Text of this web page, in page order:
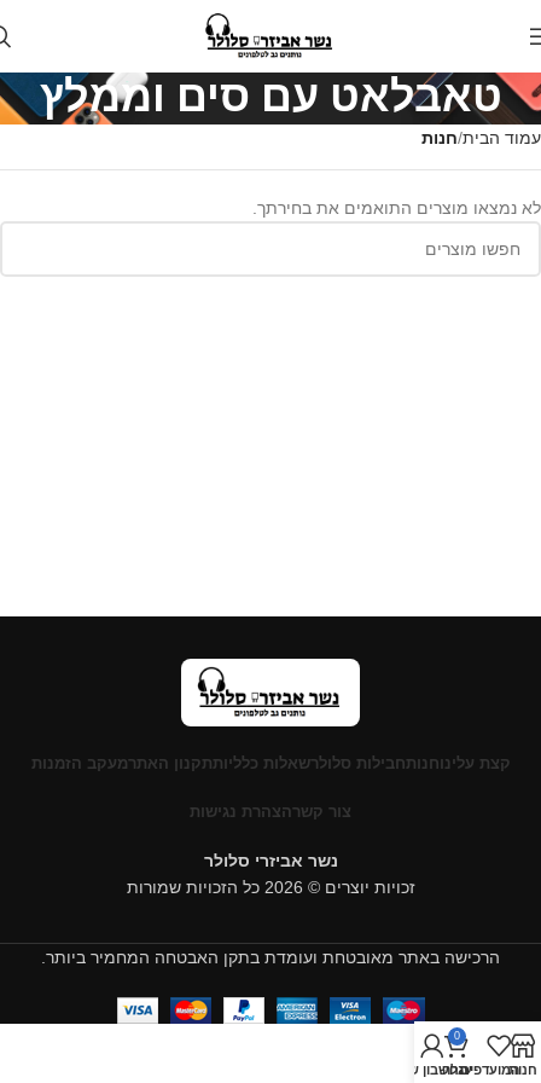
טאבלאט עם סים וממלץ
עמוד הבית חנות
לא נמצאו מוצרים התואמים את בחירתך.
קצת עלינוחנותחבילות סלולרשאלות כלליותתקנון האתרמעקב הזמנות
צור קשרהצהרת נגישות
נשר אביזרי סלולר
זכויות יוצרים © 2026 כל הזכויות שמורות
הרכישה באתר מאובטחת ועומדת בתקן האבטחה המחמיר ביותר.
חנותהמועדפים
0
עגלה
החשבון שלי